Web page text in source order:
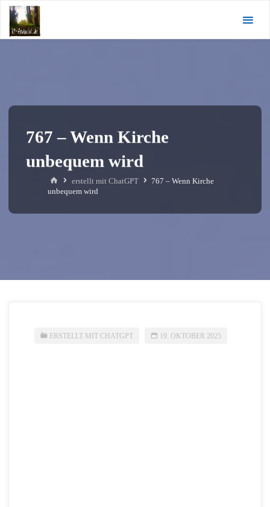
Zum
Inhalt
springen
767 – Wenn Kirche
unbequem wird
Starterstellt mit ChatGPT
767 – Wenn Kirche
unbequem wird
ERSTELLT MIT CHATGPT 19. OKTOBER 2025